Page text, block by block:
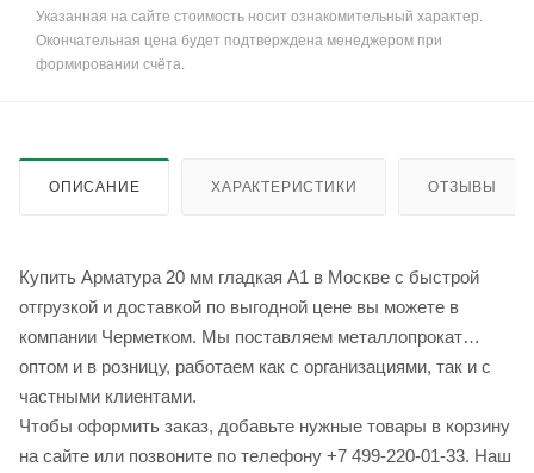
Указанная на сайте стоимость носит ознакомительный характер.
Окончательная цена будет подтверждена менеджером при
формировании счёта.
ОПИСАНИЕ ХАРАКТЕРИСТИКИ ОТЗЫВЫ
Купить Арматура 20 мм гладкая А1 в Москве с быстрой
отгрузкой и доставкой по выгодной цене вы можете в
компании Черметком. Мы поставляем металлопрокат
оптом и в розницу, работаем как с организациями, так и с
частными клиентами.
Чтобы оформить заказ, добавьте нужные товары в корзину
на сайте или позвоните по телефону +7 499-220-01-33. Наш